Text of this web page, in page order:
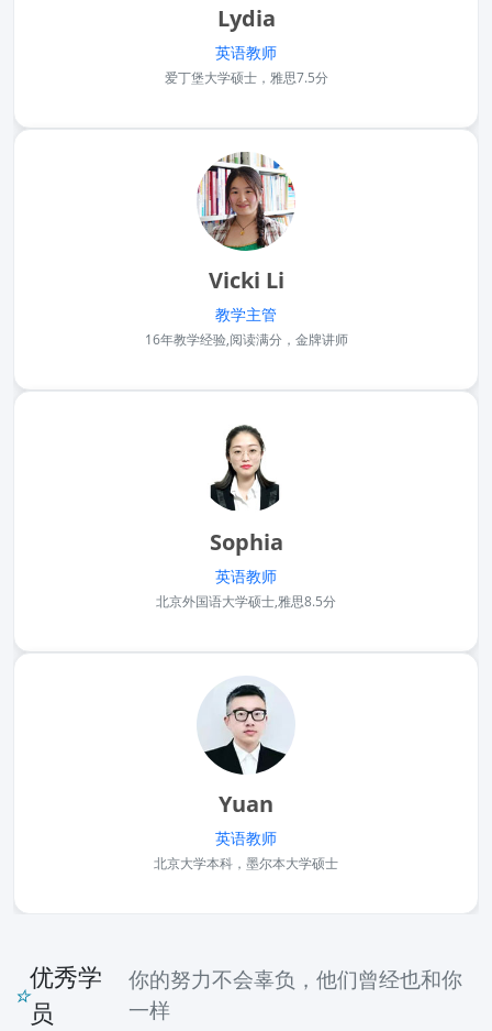
Lydia
英语教师
爱丁堡大学硕士，雅思7.5分
Vicki Li
教学主管
16年教学经验,阅读满分，金牌讲师
Sophia
英语教师
北京外国语大学硕士,雅思8.5分
Yuan
英语教师
北京大学本科，墨尔本大学硕士
⭐
优秀学
员
你的努力不会辜负，他们曾经也和你
一样